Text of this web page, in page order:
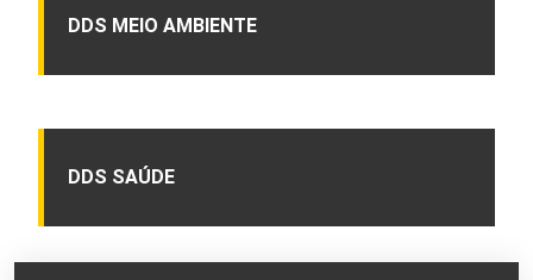
DDS MEIO AMBIENTE
DDS SAÚDE